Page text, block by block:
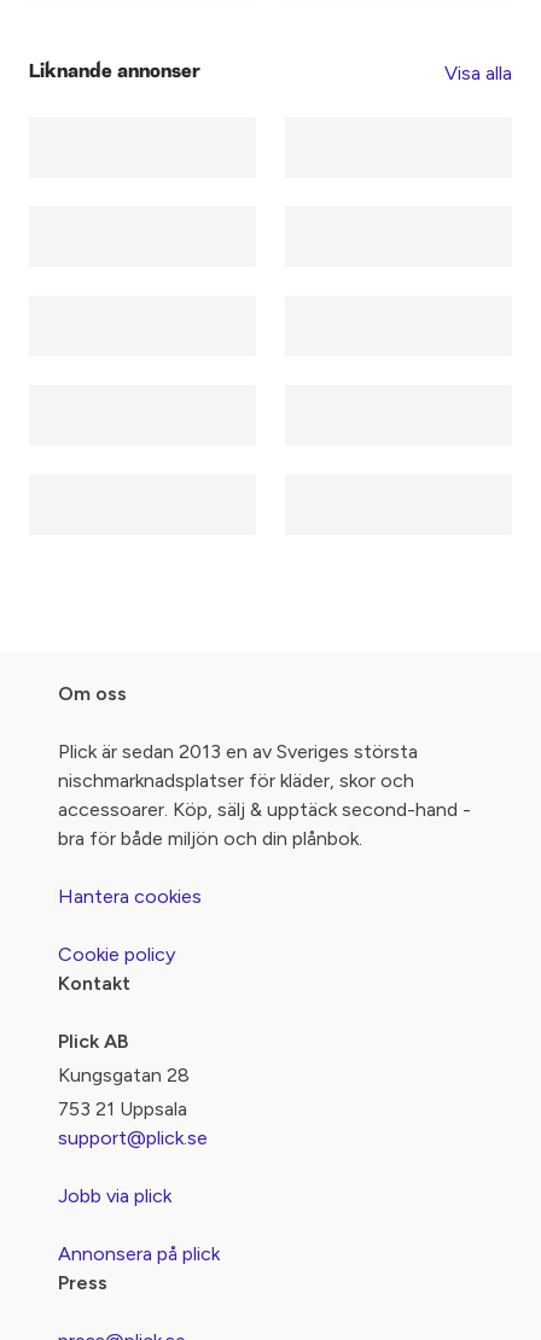
Liknande annonser Visa alla
Om oss
Plick är sedan 2013 en av Sveriges största
nischmarknadsplatser för kläder, skor och
accessoarer. Köp, sälj & upptäck second-hand -
bra för både miljön och din plånbok.
Hantera cookies
Cookie policy
Kontakt
Plick AB
Kungsgatan 28
753 21 Uppsala
support@plick.se
Jobb via plick
Annonsera på plick
Press